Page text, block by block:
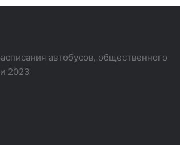
автобусов, общественного
2023